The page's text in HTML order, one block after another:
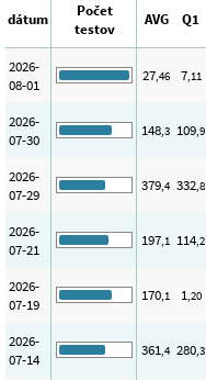
dátum
Počet
testov
AVG Q1
2026-
08-01
27,46 7,11
2026-
07-30
148,3 109,9
2026-
07-29
379,4 332,8
2026-
07-21
197,1 114,2
2026-
07-19
170,1 1,20
2026-
07-14
361,4 280,3